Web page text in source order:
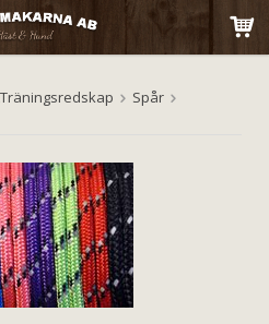
tillagd i varukorgenSpår